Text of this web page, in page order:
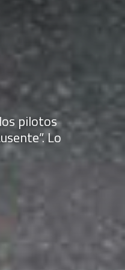
pilotos
Lo